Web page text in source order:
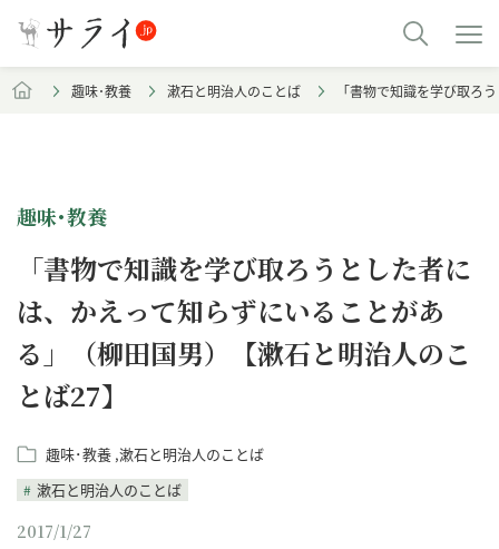
趣味･教養 漱石と明治人のことば 「書物で知識を学び取ろ
趣味･教養
「書物で知識を学び取ろうとした者に
は、かえって知らずにいることがあ
る」（柳田国男）【漱石と明治人のこ
とば27】
趣味･教養 漱石と明治人のことば
漱石と明治人のことば
2017/1/27